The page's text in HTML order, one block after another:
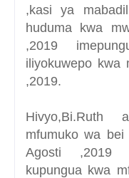
,kasi ya
huduma kwa
,2019
iliyokuwepo kwa
,2019.
Hivyo,Bi.Ruth
mfumuko wa
Agosti ,2019
kupungua kwa